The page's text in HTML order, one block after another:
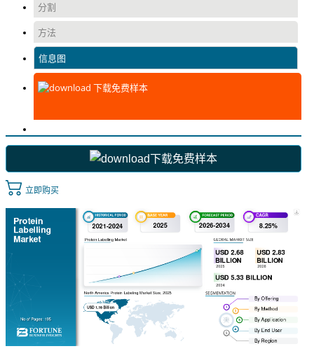
分割
方法
信息图
下载免费样本
下载免费样本
立即购买